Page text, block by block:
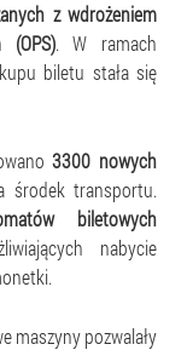
z wdrożeniem
. W ramach
biletu stała się
3300 nowych
środek transportu.
biletowych
nabycie
maszyny pozwalały